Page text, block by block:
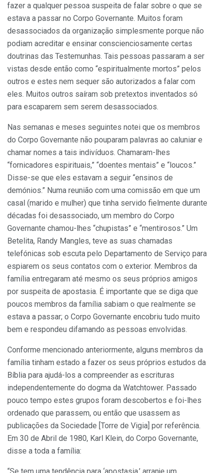
fazer a qualquer pessoa suspeita de falar sobre o que se
estava a passar no Corpo Governante. Muitos foram
desassociados da organização simplesmente porque não
podiam acreditar e ensinar conscienciosamente certas
doutrinas das Testemunhas. Tais pessoas passaram a ser
vistas desde então como “espiritualmente mortos” pelos
outros e estes nem sequer são autorizados a falar com
eles. Muitos outros saíram sob pretextos inventados só
para escaparem sem serem desassociados.
Nas semanas e meses seguintes notei que os membros
do Corpo Governante não pouparam palavras ao caluniar e
chamar nomes a tais indivíduos. Chamaram-lhes
“fornicadores espirituais,” “doentes mentais” e “loucos.”
Disse-se que eles estavam a seguir “ensinos de
demónios.” Numa reunião com uma comissão em que um
casal (marido e mulher) que tinha servido fielmente durante
décadas foi desassociado, um membro do Corpo
Governante chamou-lhes “chupistas” e “mentirosos.” Um
Betelita, Randy Mangles, teve as suas chamadas
telefónicas sob escuta pelo Departamento de Serviço para
espiarem os seus contatos com o exterior. Membros da
família entregaram até mesmo os seus próprios amigos
por suspeita de apostasia. É importante que se diga que
poucos membros da família sabiam o que realmente se
estava a passar; o Corpo Governante encobriu tudo muito
bem e respondeu difamando as pessoas envolvidas.
Conforme mencionado anteriormente, alguns membros da
família tinham estado a fazer os seus próprios estudos da
Bíblia para ajudá-los a compreender as escrituras
independentemente do dogma da Watchtower. Passado
pouco tempo estes grupos foram descobertos e foi-lhes
ordenado que parassem, ou então que usassem as
publicações da Sociedade [Torre de Vigia] por referência.
Em 30 de Abril de 1980, Karl Klein, do Corpo Governante,
disse a toda a família: